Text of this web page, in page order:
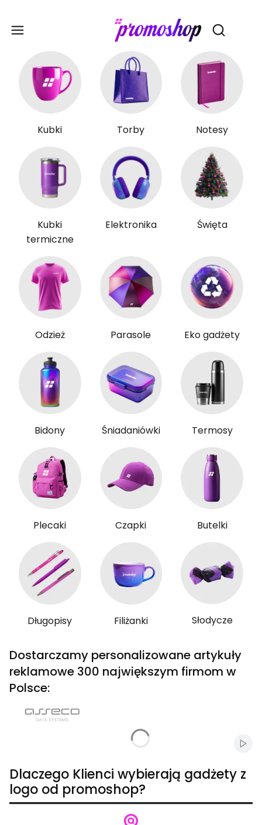
Otwórz
Kubki Torby Notesy
Kubki
termiczne
Elektronika Święta
Odzież Parasole Eko gadżety
Bidony Śniadaniówki Termosy
Plecaki Czapki Butelki
Długopisy Filiżanki Słodycze
Dostarczamy personalizowane artykuły
reklamowe 300 największym firmom w
Polsce:
Dlaczego Klienci wybierają gadżety z
logo od promoshop?